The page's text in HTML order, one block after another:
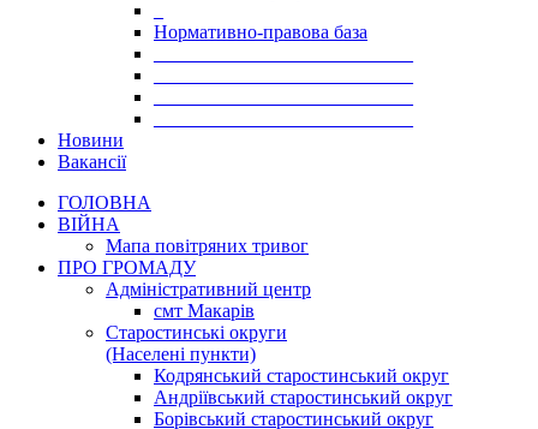
Нормативно-правова база
Новини
Вакансії
ГОЛОВНА
ВІЙНА
Мапа повітряних тривог
ПРО ГРОМАДУ
Aдміністративний центр
смт Макарів
Старостинські округи
(Населені пункти)
Кодрянський старостинський округ
Андріївський старостинський округ
Борівський старостинський округ